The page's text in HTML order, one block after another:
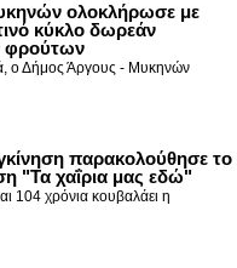
ολοκλήρωσε με
κύκλο δωρεάν
φρούτων
ο Δήμος Άργους - Μυκηνών
παρακολούθησε το
"Τα χαΐρια μας εδώ"
104 χρόνια κουβαλάει η